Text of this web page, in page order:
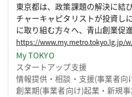
東京都は、政策課題の解決に結
チャーキャピタリストが投資し
に取り組む方々へ、青山創業促
短期集中型育成プログラムを提
たび、134件の応募から採択され
する、第19期アクセラレーショ
しますのでお知らせします。東
ーディングカンパニーを輩出で
My TOKYO
スタートアップ支援
情報提供・相談・支援(事業者向
創業期(事業者向け)起業・新規